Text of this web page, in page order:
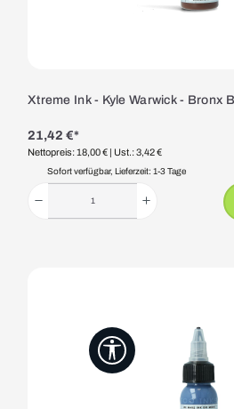
Xtreme Ink - Kyle Warwick - Bronx
21,42 €*
Nettopreis: 18,00 € | Ust.: 3,42 €
Sofort verfügbar, Lieferzeit: 1-3 Tage
Werkzeugleiste anzeigen